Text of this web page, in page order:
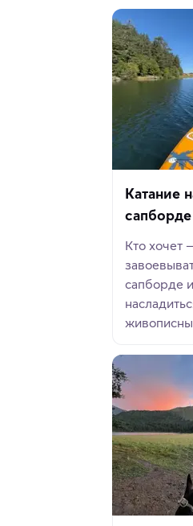
Катание
сапборде
Кто хочет
сапборде и